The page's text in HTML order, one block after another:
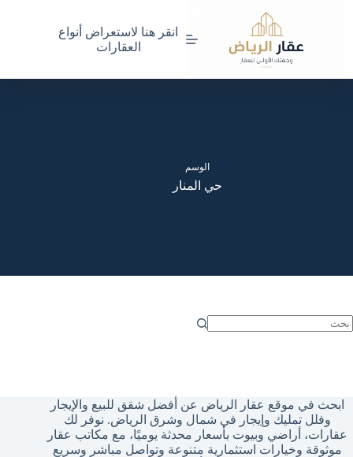
انقر هنا لاستعراض أنواع
العقارات
الوسم
حي المنار
ابحث في موقع عقار الرياض عن أفضل شقق للبيع والإيجار
وفلل تمليك وإيجار في شمال وشرق الرياض. نوفر لك
عقارات، أراضي وبيوت بأسعار محدثة يوميًا، مع مكاتب عقار
موثوقة وخيارات استثمارية متنوعة وتواصل مباشر وسريع